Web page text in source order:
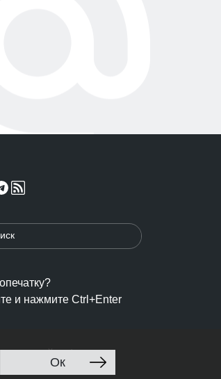
и нажмите Ctrl+Enter
сайта: Ingate
Ок